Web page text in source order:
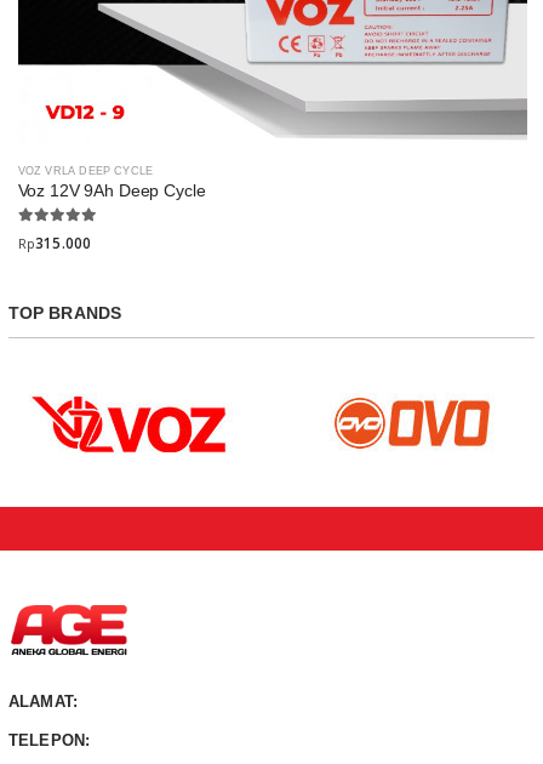
VOZ VRLA DEEP CYCLE
Voz 12V 9Ah Deep Cycle
Rp315.000
TOP BRANDS
ALAMAT:
TELEPON: